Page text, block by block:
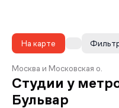
На карте
Москва и Московская о.
Студии у
Бульвар